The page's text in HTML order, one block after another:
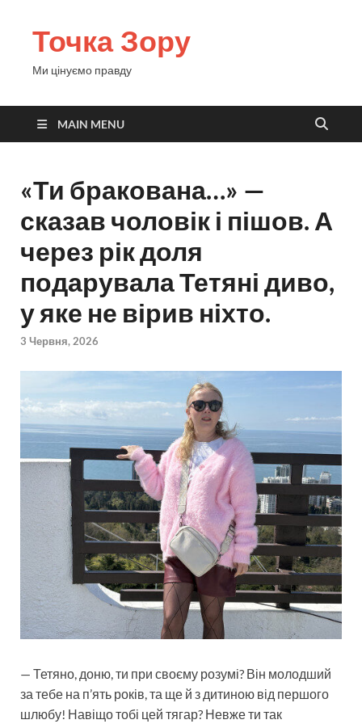
Точка Зору
Ми цінуємо правду
MAIN MENU
«Ти бракована…» —
сказав чоловік і пішов. А
через рік доля
подарувала Тетяні диво,
у яке не вірив ніхто.
3 Червня, 2026
— Тетяно, доню, ти при своєму розумі? Він молодший
за тебе на п’ять років, та ще й з дитиною від першого
шлюбу! Навіщо тобі цей тягар? Невже ти так